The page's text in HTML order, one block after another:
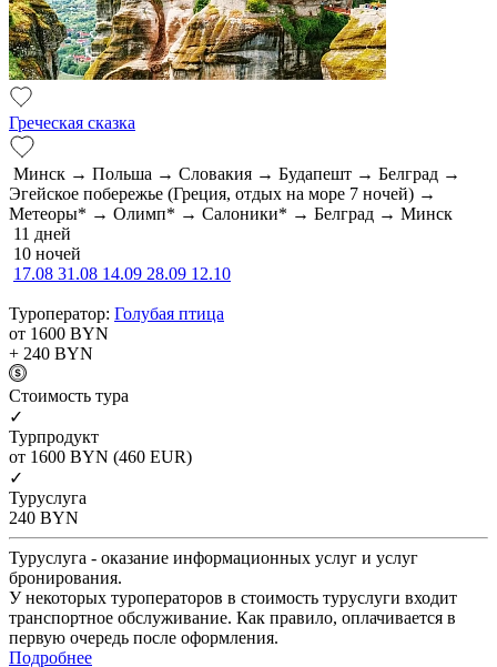
Греческая сказка
Минск → Польша → Словакия → Будапешт → Белград →
Эгейское побережье (Греция, отдых на море 7 ночей) →
Метеоры* → Олимп* → Салоники* → Белград → Минск
11 дней
10 ночей
17.08 31.08 14.09 28.09 12.10
Туроператор: Голубая птица
от 1600 BYN
+ 240 BYN
Cтоимость тура
✓
Турпродукт
от 1600 BYN (460 EUR)
✓
Туруслуга
240 BYN
Туруслуга - оказание информационных услуг и услуг
бронирования.
У некоторых туроператоров в стоимость туруслуги входит
транспортное обслуживание. Как правило, оплачивается в
первую очередь после оформления.
Подробнее